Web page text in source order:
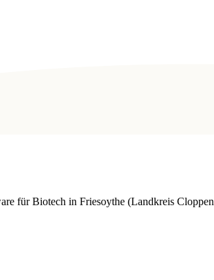
für Biotech in Friesoythe (Landkreis